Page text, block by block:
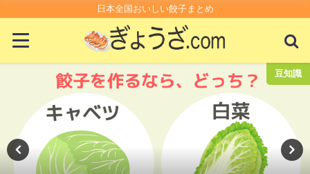
日本全国おいしい餃子まとめ
餃子日記2026